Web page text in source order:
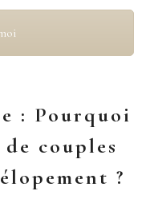
: Pourquoi
couples
?